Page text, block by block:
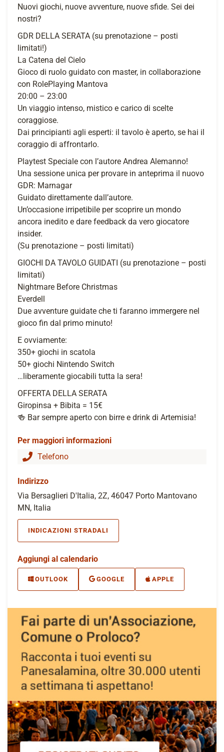
Nuovi giochi, nuove avventure, nuove sfide. Sei dei
nostri?
GDR DELLA SERATA (su prenotazione – posti
limitati!)
La Catena del Cielo
Gioco di ruolo guidato con master, in collaborazione
con RolePlaying Mantova
20:00 – 23:00
Un viaggio intenso, mistico e carico di scelte
coraggiose.
Dai principianti agli esperti: il tavolo è aperto, se hai il
coraggio di affrontarlo.
Playtest Speciale con l’autore Andrea Alemanno!
Una sessione unica per provare in anteprima il nuovo
GDR: Marnagar
Guidato direttamente dall’autore.
Un’occasione irripetibile per scoprire un mondo
ancora inedito e dare feedback da vero giocatore
insider.
(Su prenotazione – posti limitati)
GIOCHI DA TAVOLO GUIDATI (su prenotazione – posti
limitati)
Nightmare Before Christmas
Everdell
Due avventure guidate che ti faranno immergere nel
gioco fin dal primo minuto!
E ovviamente:
350+ giochi in scatola
50+ giochi Nintendo Switch
…liberamente giocabili tutta la sera!
OFFERTA DELLA SERATA
Giropinsa + Bibita = 15€
🍻 Bar sempre aperto con birre e drink di Artemisia!
Per maggiori informazioni
Telefono
Indirizzo
Via Bersaglieri D'Italia, 2Z, 46047 Porto Mantovano
MN, Italia
INDICAZIONI STRADALI
Aggiungi al calendario
OUTLOOK GOOGLE APPLE